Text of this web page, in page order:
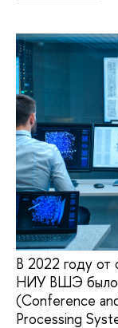
В 2022 году от
НИУ ВШЭ было
(Conference
Processing